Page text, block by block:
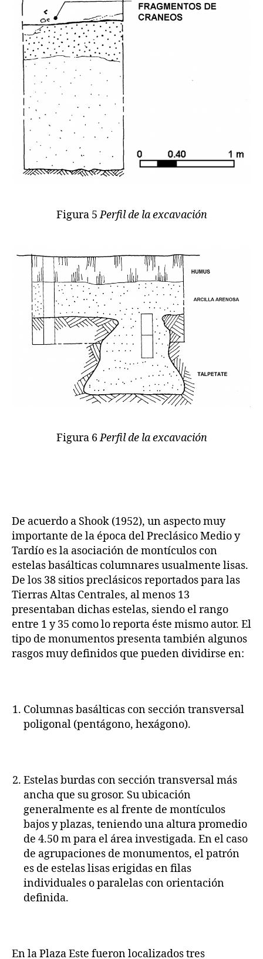
Figura 5Perfil de la excavación
Figura 6Perfil de la excavación
De acuerdo a Shook (1952), un aspecto muy
importante de la época del Preclásico Medio y
Tardío es la asociación de montículos con
estelas basálticas columnares usualmente lisas.
De los 38 sitios preclásicos reportados para las
Tierras Altas Centrales, al menos 13
presentaban dichas estelas, siendo el rango
entre 1 y 35 como lo reporta éste mismo autor. El
tipo de monumentos presenta también algunos
rasgos muy definidos que pueden dividirse en:
Columnas basálticas con sección transversal
poligonal (pentágono, hexágono).
Estelas burdas con sección transversal más
ancha que su grosor. Su ubicación
generalmente es al frente de montículos
bajos y plazas, teniendo una altura promedio
de 4.50 m para el área investigada. En el caso
de agrupaciones de monumentos, el patrón
es de estelas lisas erigidas en filas
individuales o paralelas con orientación
definida.
En la Plaza Este fueron localizados tres